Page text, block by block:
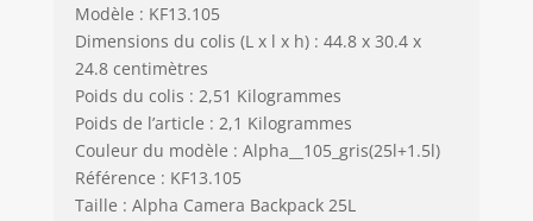
Modèle : KF13.105
Dimensions du colis (L x l x h) : 44.8 x 30.4 x
24.8 centimètres
Poids du colis : 2,51 Kilogrammes
Poids de l’article : 2,1 Kilogrammes
Couleur du modèle : Alpha__105_gris(25l+1.5l)
Référence : KF13.105
Taille : Alpha Camera Backpack 25L